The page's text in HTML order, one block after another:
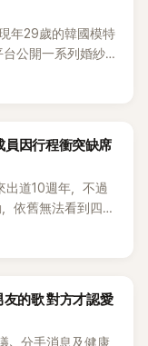
年29歲的韓國模特
台公開一系列婚紗
不少曾追看節目的
員因行程衝突缺席
出道10週年，不過
依舊無法看到四人
由Jisoo（智秀）、
的歌 對方才認愛
、分手消息及健康